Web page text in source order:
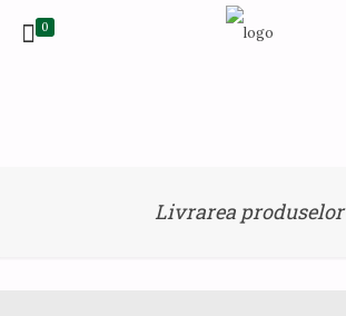
0
Livrarea produselor